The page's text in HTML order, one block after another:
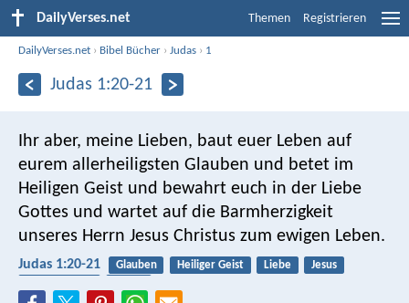
DailyVerses.net Themen Registrieren
DailyVerses.net › Bibel Bücher ›Judas › 1
Judas 1:20-21
Ihr aber, meine Lieben, baut euer Leben auf
eurem allerheiligsten Glauben und betet im
Heiligen Geist und bewahrt euch in der Liebe
Gottes und wartet auf die Barmherzigkeit
unseres Herrn Jesus Christus zum ewigen Leben.
Judas 1:20-21 Glauben Heiliger Geist Liebe
Jesus